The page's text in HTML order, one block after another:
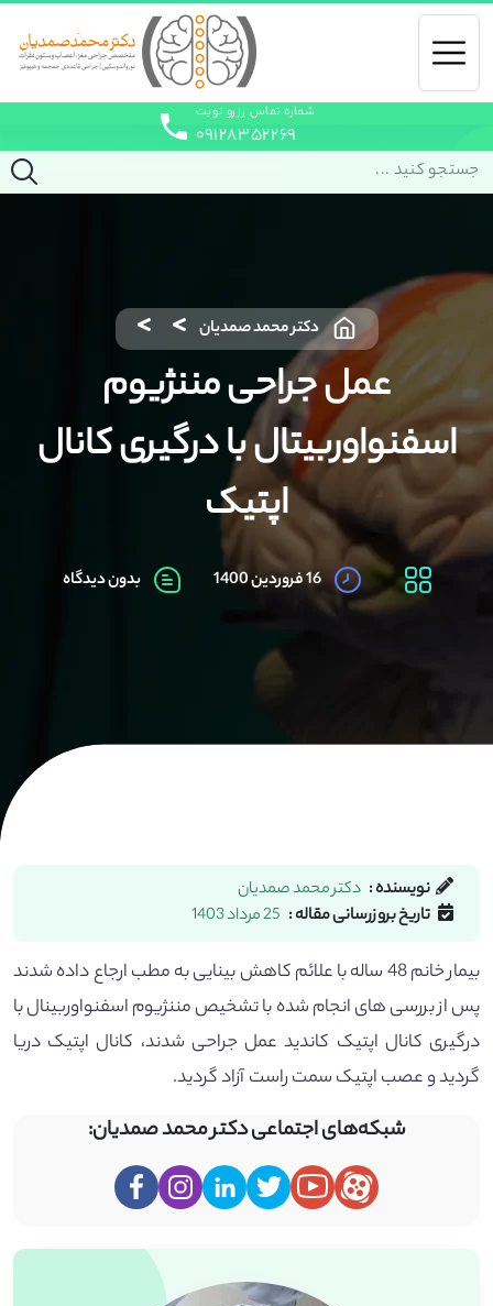
شماره تماس رزرو نوبت
۰۹۱۲۸۳۵۲۲۶۹
دکتر محمد صمدیان
عمل جراحی مننژیوم
اسفنواوربیتال با درگیری کانال
اپتیک
16 فروردین 1400 بدون دیدگاه
نویسنده : دکتر محمد صمدیان
تاریخ بروزرسانی مقاله : 25 مرداد 1403
بیمار خانم 48 ساله با علائم کاهش بینایی به مطب ارجاع داده شدند
پس از بررسی های انجام شده با تشخیص مننژیوم اسفنواوربینال با
درگیری کانال اپتیک کاندید عمل جراحی شدند، کانال اپتیک دریا
گردید و عصب اپتیک سمت راست آزاد گردید.
شبکه‌های اجتماعی دکتر محمد صمدیان: